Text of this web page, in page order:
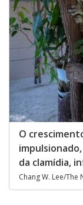
O
da clamídia,
Chang W. Lee/The